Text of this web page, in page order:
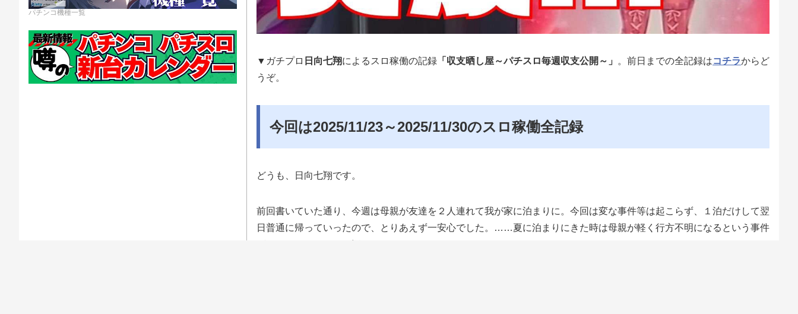
▼ガチプロ 日向七翔によるスロ稼働の記録 「収支晒し屋～パチスロ毎週収支公開～」 。前日までの全記録はコチラからど
うぞ。
今回は2025/11/23～2025/11/30のスロ稼働全記録
どうも、日向七翔です。
前回書いていた通り、今週は母親が友達を２人連れて我が家に泊まりに。今回は変な事件等は起こらず、１泊だけして翌
日普通に帰っていったので、とりあえず一安心でした。……夏に泊まりにきた時は母親が軽く行方不明になるという事件
パチンコ機種一覧